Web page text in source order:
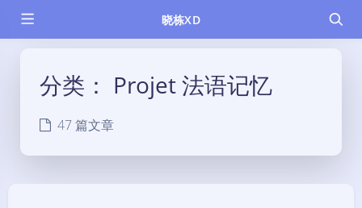
晓栋XD
分类： Projet 法语记忆
47 篇文章